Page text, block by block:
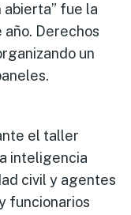
fue la
Derechos
un
el taller
inteligencia
civil y agentes
funcionarios